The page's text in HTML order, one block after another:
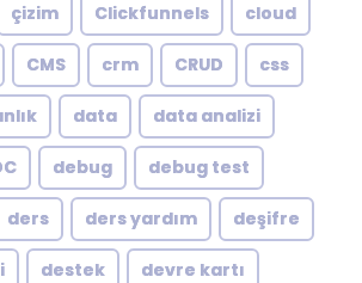
çizim Clickfunnels cloud
CMS crm CRUD css
data data analizi
debug debug test
ders ders yardım deşifre
destek devre kartı